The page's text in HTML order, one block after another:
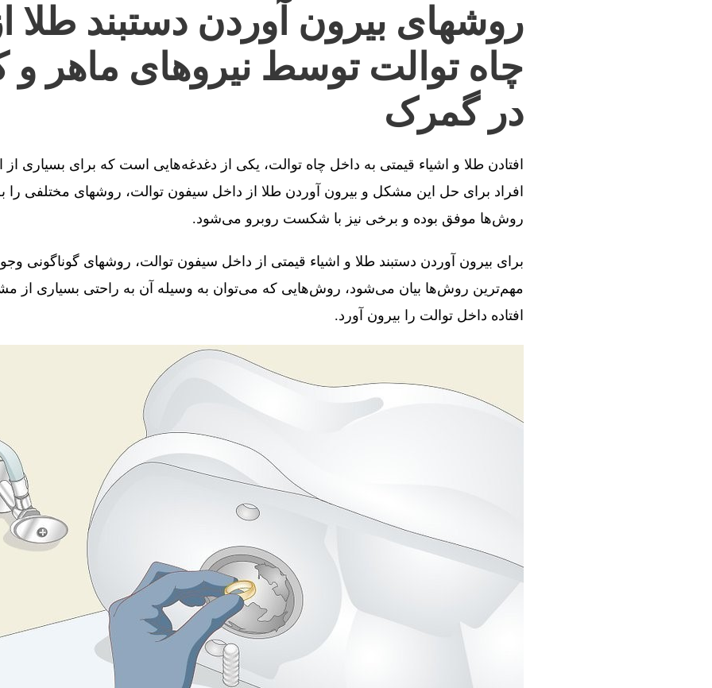
روشهای بیرون آوردن دستبند طلا
چاه توالت توسط نیروهای ماهر و
در گمرک
افتادن طلا و اشیاء قیمتی به داخل چاه توالت، یکی از دغدغه‌هایی است که برای بسیاری
افراد برای حل این مشکل و بیرون آوردن طلا از داخل سیفون توالت، روشهای مختلفی را
روش‌ها موفق بوده و برخی نیز با شکست روبرو می‌شود.
برای بیرون آوردن دستبند طلا و اشیاء قیمتی از داخل سیفون توالت، روشهای گوناگونی
مهم‌ترین روش‌ها بیان می‌شود، روش‌هایی که می‌توان به وسیله آن به راحتی بسیاری از
افتاده داخل توالت را بیرون آورد.